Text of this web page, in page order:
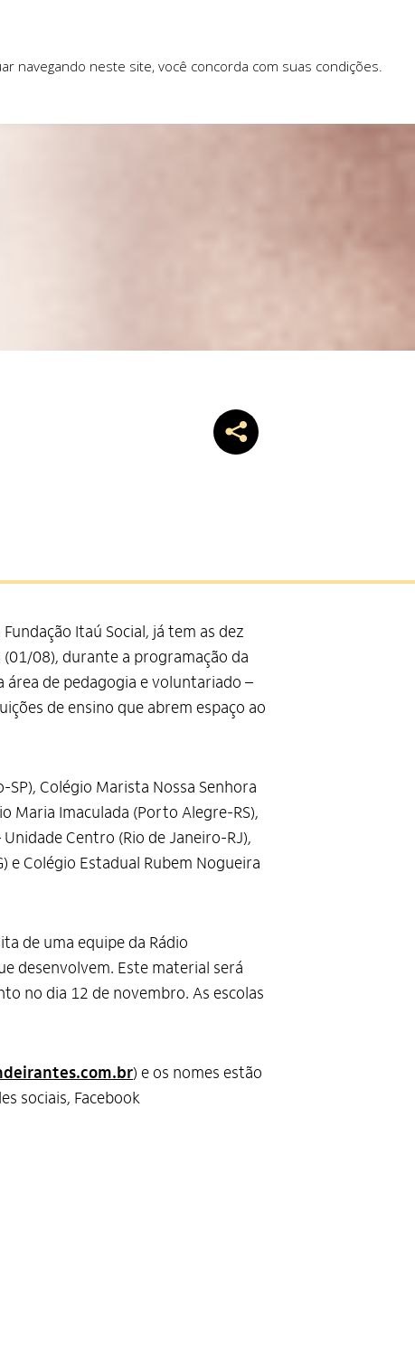
Itaú Social, já tem as dez
08), durante a programação da
de pedagogia e voluntariado –
de ensino que abrem espaço ao
SP), Colégio Marista Nossa Senhora
Maria Imaculada (Porto Alegre-RS),
Centro (Rio de Janeiro-RJ),
e Colégio Estadual Rubem Nogueira
de uma equipe da Rádio
desenvolvem. Este material será
no dia 12 de novembro. As escolas
) e os nomes estão
sociais, Facebook
navegando neste site, você concorda com suas condições.